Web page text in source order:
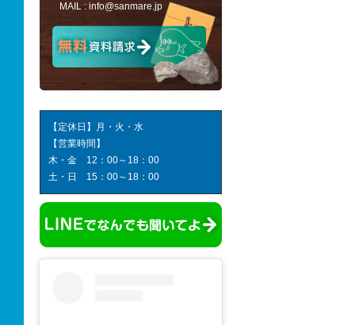
MAIL : info@sanmare.jp
【定休日】月・火・水
【営業時間】
木・金 12：00～18：00
土・日 15：00～18：00